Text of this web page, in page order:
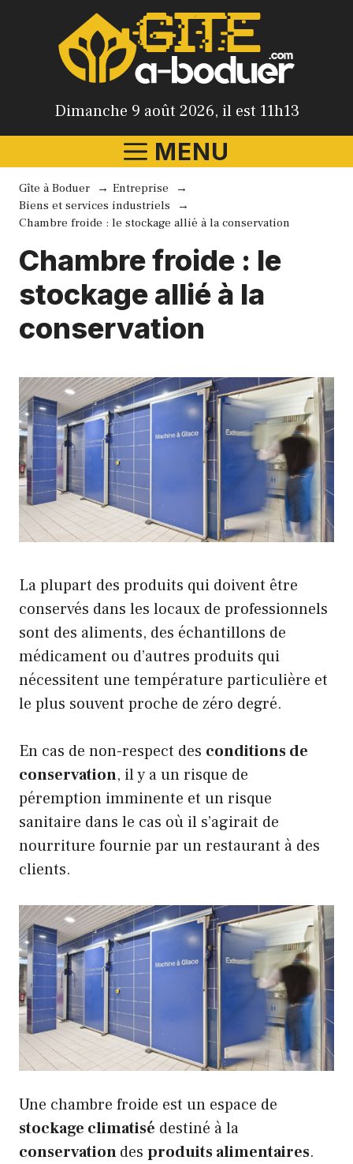
Dimanche 9 août 2026, il est 11h13
MENU
Gîte à Boduer
Entreprise
Biens et services industriels
Chambre froide : le stockage allié à la conservation
Chambre froide : le
stockage allié à la
conservation
La plupart des produits qui doivent être
conservés dans les locaux de professionnels
sont des aliments, des échantillons de
médicament ou d’autres produits qui
nécessitent une température particulière et
le plus souvent proche de zéro degré.
En cas de non-respect des conditions de
conservation, il y a un risque de
péremption imminente et un risque
sanitaire dans le cas où il s’agirait de
nourriture fournie par un restaurant à des
clients.
Une chambre froide est un espace de
stockage climatisé destiné à la
conservationdes produits alimentaires.